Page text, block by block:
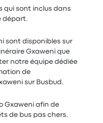
qui sont inclus dans
départ.
sont disponibles sur
Gxaweni que
notre équipe dédiée
de
sur Busbud.
Gxaweni afin de
de bus pas chers.